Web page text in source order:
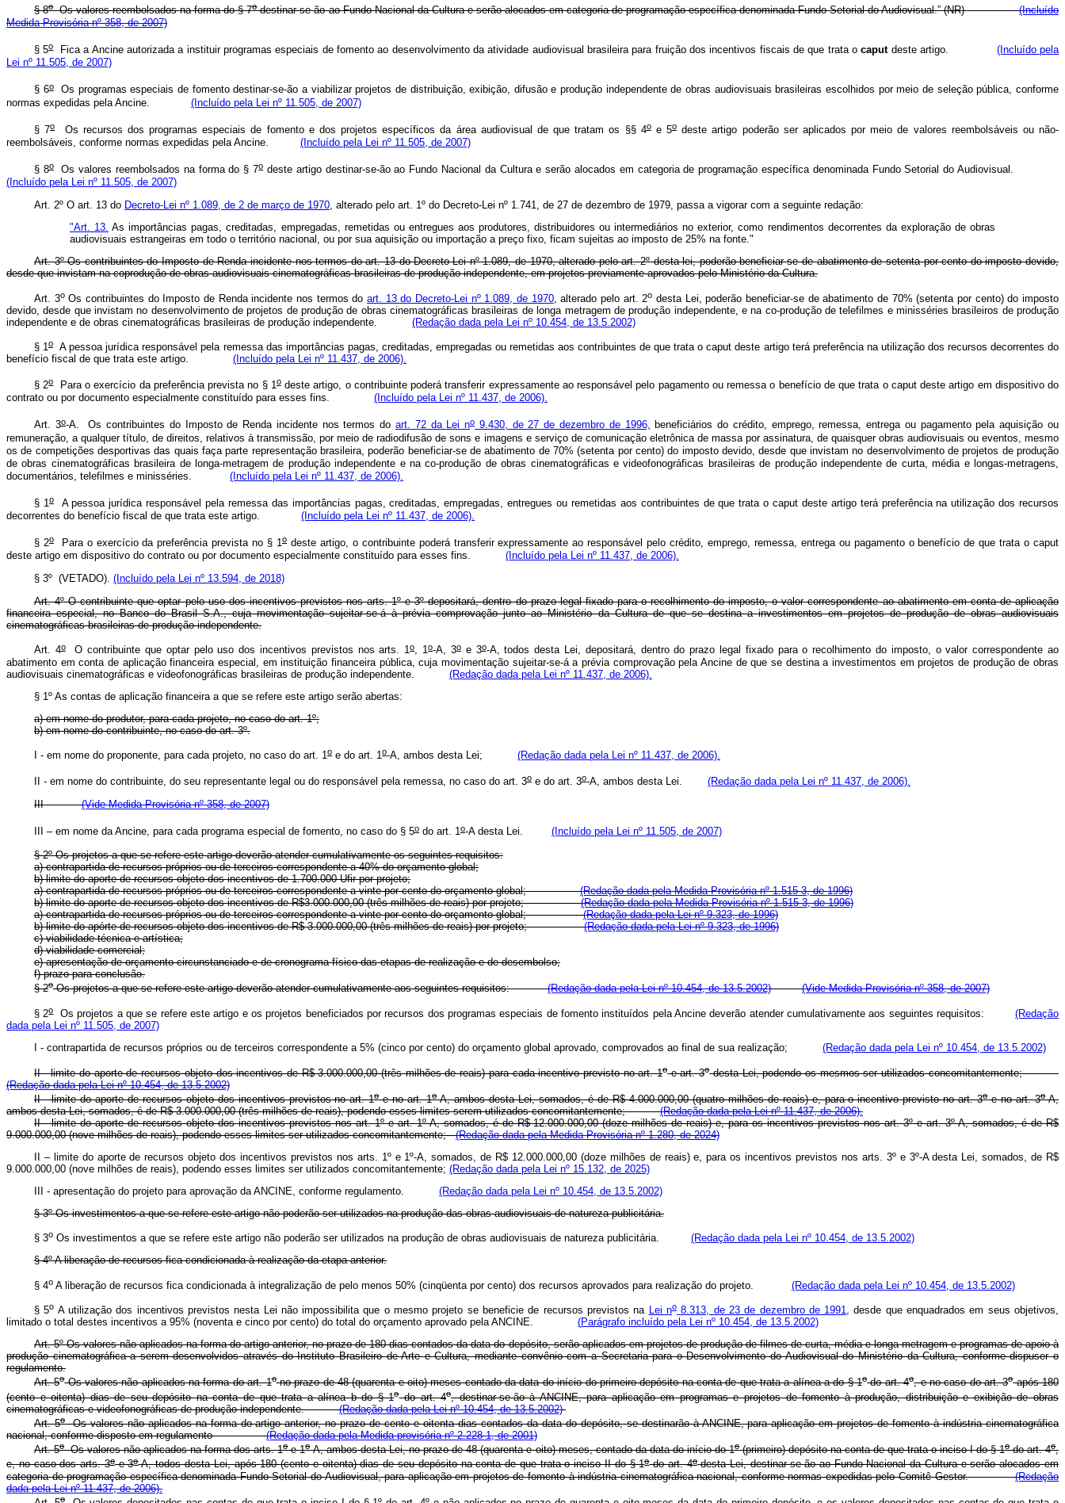
§ 8oOs valores reembolsados na forma do § 7odestinar-se-ão ao Fundo Nacional da Cultura e serão alocados em categoria de programação específica denominada Fundo Setorial do Audiovisual.” (NR)
(Incluído
Medida Provisória nº 358, de 2007)
§ 5oFica a Ancine autorizada a instituir programas especiais de fomento ao desenvolvimento da atividade audiovisual brasileira para fruição dos incentivos fiscais de que trata ocaput deste artigo. (Incluído pela
Lei nº 11.505, de 2007)
§ 6oOs programas especiais de fomento destinar-se-ão a viabilizar projetos de distribuição, exibição, difusão e produção independente de obras audiovisuais brasileiras escolhidos por meio de seleção pública, conforme
normas expedidas pela Ancine. (Incluído pela Lei nº 11.505, de 2007)
§ 7oOs recursos dos programas especiais de fomento e dos projetos específicos da área audiovisual de que tratam os §§ 4oe 5o deste artigo poderão ser aplicados por meio de valores reembolsáveis ou não-
reembolsáveis, conforme normas expedidas pela Ancine. (Incluído pela Lei nº 11.505, de 2007)
§ 8oOs valores reembolsados na forma do § 7odeste artigo destinar-se-ão ao Fundo Nacional da Cultura e serão alocados em categoria de programação específica denominada Fundo Setorial do Audiovisual.
(Incluído pela Lei nº 11.505, de 2007)
Art. 2º O art. 13 do Decreto-Lei nº 1.089, de 2 de março de 1970, alterado pelo art. 1º do Decreto-Lei nº 1.741, de 27 de dezembro de 1979, passa a vigorar com a seguinte redação:
"Art. 13. As importâncias pagas, creditadas, empregadas, remetidas ou entregues aos produtores, distribuidores ou intermediários no exterior, como rendimentos decorrentes da exploração de obras
audiovisuais estrangeiras em todo o território nacional, ou por sua aquisição ou importação a preço fixo, ficam sujeitas ao imposto de 25% na fonte."
Art. 3º Os contribuintes do Imposto de Renda incidente nos termos do art. 13 do Decreto-Lei nº 1.089, de 1970, alterado pelo art. 2º desta lei, poderão beneficiar-se de abatimento de setenta por cento do imposto devido,
desde que invistam na coprodução de obras audiovisuais cinematográficas brasileiras de produção independente, em projetos previamente aprovados pelo Ministério da Cultura.
Art. 3oOs contribuintes do Imposto de Renda incidente nos termos doart. 13 do Decreto-Lei nº 1.089, de 1970, alterado pelo art. 2o desta Lei, poderão beneficiar-se de abatimento de 70% (setenta por cento) do imposto
devido, desde que invistam no desenvolvimento de projetos de produção de obras cinematográficas brasileiras de longa metragem de produção independente, e na co-produção de telefilmes e minisséries brasileiros de produção
independente e de obras cinematográficas brasileiras de produção independente.
(Redação dada pela Lei nº 10.454, de 13.5.2002)
§ 1o
A pessoa jurídica responsável pela remessa das importâncias pagas, creditadas, empregadas ou remetidas aos contribuintes de que trata o caput deste artigo terá preferência na utilização dos recursos decorrentes do
benefício fiscal de que trata este artigo. (Incluído pela Lei nº 11.437, de 2006).
§ 2oPara o exercício da preferência prevista no § 1odeste artigo, o contribuinte poderá transferir expressamente ao responsável pelo pagamento ou remessa o benefício de que trata o caput deste artigo em dispositivo do
contrato ou por documento especialmente constituído para esses fins. (Incluído pela Lei nº 11.437, de 2006).
Art. 3o-A.Os contribuintes do Imposto de Renda incidente nos termos doart. 72 da Lei no9.430, de 27 de dezembro de 1996, beneficiários do crédito, emprego, remessa, entrega ou pagamento pela aquisição ou
remuneração, a qualquer título, de direitos, relativos à transmissão, por meio de radiodifusão de sons e imagens e serviço de comunicação eletrônica de massa por assinatura, de quaisquer obras audiovisuais ou eventos, mesmo
os de competições desportivas das quais faça parte representação brasileira, poderão beneficiar-se de abatimento de 70% (setenta por cento) do imposto devido, desde que invistam no desenvolvimento de projetos de produção
de obras cinematográficas brasileira de longa-metragem de produção independente e na co-produção de obras cinematográficas e videofonográficas brasileiras de produção independente de curta, média e longas-metragens,
documentários, telefilmes e minisséries. (Incluído pela Lei nº 11.437, de 2006).
§ 1oA pessoa jurídica responsável pela remessa das importâncias pagas, creditadas, empregadas, entregues ou remetidas aos contribuintes de que trata o caput deste artigo terá preferência na utilização dos recursos
decorrentes do benefício fiscal de que trata este artigo. (Incluído pela Lei nº 11.437, de 2006).
§ 2oPara o exercício da preferência prevista no § 1o deste artigo, o contribuinte poderá transferir expressamente ao responsável pelo crédito, emprego, remessa, entrega ou pagamento o benefício de que trata o caput
deste artigo em dispositivo do contrato ou por documento especialmente constituído para esses fins. (Incluído pela Lei nº 11.437, de 2006).
§ 3º (VETADO). (Incluído pela Lei nº 13.594, de 2018)
Art. 4º O contribuinte que optar pelo uso dos incentivos previstos nos arts. 1º e 3º depositará, dentro do prazo legal fixado para o recolhimento do imposto, o valor correspondente ao abatimento em conta de aplicação
financeira especial, no Banco do Brasil S.A., cuja movimentação sujeitar-se-á à prévia comprovação junto ao Ministério da Cultura de que se destina a investimentos em projetos de produção de obras audiovisuais
cinematográficas brasileiras de produção independente.
Art. 4oO contribuinte que optar pelo uso dos incentivos previstos nos arts. 1o, 1o-A, 3oe 3o-A, todos desta Lei, depositará, dentro do prazo legal fixado para o recolhimento do imposto, o valor correspondente ao
abatimento em conta de aplicação financeira especial, em instituição financeira pública, cuja movimentação sujeitar-se-á a prévia comprovação pela Ancine de que se destina a investimentos em projetos de produção de obras
audiovisuais cinematográficas e videofonográficas brasileiras de produção independente. (Redação dada pela Lei nº 11.437, de 2006).
§ 1º As contas de aplicação financeira a que se refere este artigo serão abertas:
a) em nome do produtor, para cada projeto, no caso do art. 1º;
b) em nome do contribuinte, no caso do art. 3º.
I - em nome do proponente, para cada projeto, no caso do art. 1 o e do art. 1 o-A, ambos desta Lei; (Redação dada pela Lei nº 11.437, de 2006).
II - em nome do contribuinte, do seu representante legal ou do responsável pela remessa, no caso do art. 3o e do art. 3o-A, ambos desta Lei. (Redação dada pela Lei nº 11.437, de 2006).
III -(Vide Medida Provisória nº 358, de 2007)
III – em nome da Ancine, para cada programa especial de fomento, no caso do § 5o do art. 1o-A desta Lei. (Incluído pela Lei nº 11.505, de 2007)
§ 2º Os projetos a que se refere este artigo deverão atender cumulativamente os seguintes requisitos:
a) contrapartida de recursos próprios ou de terceiros correspondente a 40% do orçamento global;
b) limite do aporte de recursos objeto dos incentivos de 1.700.000 Ufir por projeto;
a) contrapartida de recursos próprios ou de terceiros correspondente a vinte por cento do orçamento global;(Redação dada pela Medida Provisória nº 1.515-3, de 1996)
b) limite do aporte de recursos objeto dos incentivos de R$3.000.000,00 (três milhões de reais) por projeto;(Redação dada pela Medida Provisória nº 1.515-3, de 1996)
a) contrapartida de recursos próprios ou de terceiros correspondente a vinte por cento do orçamento global;(Redação dada pela Lei nº 9.323, de 1996)
b) limite do apórte de recursos objeto dos incentivos de R$ 3.000.000,00 (três milhões de reais) por projeto;(Redação dada pela Lei nº 9.323, de 1996)
c) viabilidade técnica e artística;
d) viabilidade comercial;
e) apresentação de orçamento circunstanciado e de cronograma físico das etapas de realização e de desembolso;
f) prazo para conclusão.
§ 2oOs projetos a que se refere este artigo deverão atender cumulativamente aos seguintes requisitos:(Redação dada pela Lei nº 10.454, de 13.5.2002) (Vide Medida Provisória nº 358, de 2007)
§ 2oOs projetos a que se refere este artigo e os projetos beneficiados por recursos dos programas especiais de fomento instituídos pela Ancine deverão atender cumulativamente aos seguintes requisitos:(Redação
dada pela Lei nº 11.505, de 2007)
I - contrapartida de recursos próprios ou de terceiros correspondente a 5% (cinco por cento) do orçamento global aprovado, comprovados ao final de sua realização; (Redação dada pela Lei nº 10.454, de 13.5.2002)
II - limite do aporte de recursos objeto dos incentivos de R$ 3.000.000,00 (três milhões de reais) para cada incentivo previsto no art. 1oe art. 3odesta Lei, podendo os mesmos ser utilizados concomitantemente;
(Redação dada pela Lei nº 10.454, de 13.5.2002)
II - limite do aporte de recursos objeto dos incentivos previstos no art. 1oe no art. 1o-A, ambos desta Lei, somados, é de R$ 4.000.000,00 (quatro milhões de reais) e, para o incentivo previsto no art. 3oe no art. 3o-A,
ambos desta Lei, somados, é de R$ 3.000.000,00 (três milhões de reais), podendo esses limites serem utilizados concomitantemente;(Redação dada pela Lei nº 11.437, de 2006).
II - limite do aporte de recursos objeto dos incentivos previstos nos art. 1º e art. 1º-A, somados, é de R$ 12.000.000,00 (doze milhões de reais) e, para os incentivos previstos nos art. 3º e art. 3º-A, somados, é de R$
9.000.000,00 (nove milhões de reais), podendo esses limites ser utilizados concomitantemente;(Redação dada pela Medida Provisória nº 1.280, de 2024)
II – limite do aporte de recursos objeto dos incentivos previstos nos arts. 1º e 1º-A, somados, de R$ 12.000.000,00 (doze milhões de reais) e, para os incentivos previstos nos arts. 3º e 3º-A desta Lei, somados, de R$
9.000.000,00 (nove milhões de reais), podendo esses limites ser utilizados concomitantemente; (Redação dada pela Lei nº 15.132, de 2025)
III - apresentação do projeto para aprovação da ANCINE, conforme regulamento. (Redação dada pela Lei nº 10.454, de 13.5.2002)
§ 3º Os investimentos a que se refere este artigo não poderão ser utilizados na produção das obras audiovisuais de natureza publicitária.
§ 3o Os investimentos a que se refere este artigo não poderão ser utilizados na produção de obras audiovisuais de natureza publicitária. (Redação dada pela Lei nº 10.454, de 13.5.2002)
§ 4º A liberação de recursos fica condicionada à realização da etapa anterior.
§ 4o A liberação de recursos fica condicionada à integralização de pelo menos 50% (cinqüenta por cento) dos recursos aprovados para realização do projeto. (Redação dada pela Lei nº 10.454, de 13.5.2002)
§ 5o A utilização dos incentivos previstos nesta Lei não impossibilita que o mesmo projeto se beneficie de recursos previstos na Lei no8.313, de 23 de dezembro de 1991
, desde que enquadrados em seus objetivos,
limitado o total destes incentivos a 95% (noventa e cinco por cento) do total do orçamento aprovado pela ANCINE. (Parágrafo incluído pela Lei nº 10.454, de 13.5.2002)
Art. 5º Os valores não aplicados na forma do artigo anterior, no prazo de 180 dias contados da data do depósito, serão aplicados em projetos de produção de filmes de curta, média e longa metragem e programas de apoio à
produção cinematográfica a serem desenvolvidos através do Instituto Brasileiro de Arte e Cultura, mediante convênio com a Secretaria para o Desenvolvimento do Audiovisual do Ministério da Cultura, conforme dispuser o
regulamento.
Art. 5oOs valores não aplicados na forma do art. 1ono prazo de 48 (quarenta e oito) meses contado da data do início do primeiro depósito na conta de que trata a alínea a do § 1odo art. 4o, e no caso do art. 3oapós 180
(cento e oitenta) dias de seu depósito na conta de que trata a alínea b do § 1odo art. 4o, destinar-se-ão à ANCINE, para aplicação em programas e projetos de fomento à produção, distribuição e exibição de obras
cinematográficas e videofonográficas de produção independente.(Redação dada pela Lei nº 10.454, de 13.5.2002)
Art. 5oOs valores não aplicados na forma do artigo anterior, no prazo de cento e oitenta dias contados da data do depósito, se destinarão à ANCINE, para aplicação em projetos de fomento à indústria cinematográfica
nacional, conforme disposto em regulamento(Redação dada pela Medida provisória nº 2.228-1, de 2001)
Art. 5oOs valores não aplicados na forma dos arts. 1oe 1o-A, ambos desta Lei, no prazo de 48 (quarenta e oito) meses, contado da data do início do 1o(primeiro) depósito na conta de que trata o inciso I do § 1odo art. 4o,
e, no caso dos arts. 3oe 3o-A, todos desta Lei, após 180 (cento e oitenta) dias de seu depósito na conta de que trata o inciso II do § 1odo art. 4odesta Lei, destinar-se-ão ao Fundo Nacional da Cultura e serão alocados em
categoria de programação específica denominada Fundo Setorial do Audiovisual, para aplicação em projetos de fomento à indústria cinematográfica nacional, conforme normas expedidas pelo Comitê Gestor.(Redação
dada pela Lei nº 11.437, de 2006).
o